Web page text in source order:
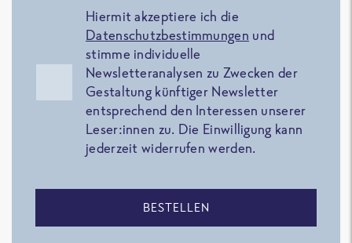
Hiermit akzeptiere ich die
Datenschutzbestimmungen und
stimme individuelle
Newsletteranalysen zu Zwecken der
Gestaltung künftiger Newsletter
entsprechend den Interessen unserer
Leser:innen zu. Die Einwilligung kann
jederzeit widerrufen werden.
BESTELLEN